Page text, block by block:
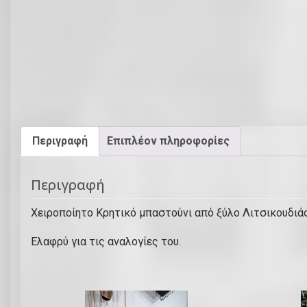
Περιγραφή Επιπλέον πληροφορίες
Περιγραφή
Χειροποίητο Κρητικό μπαστούνι από ξύλο
Ελαφρύ για τις αναλογίες του.